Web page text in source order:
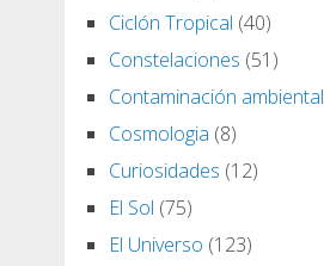
Ciclón Tropical (40)
Constelaciones (51)
Contaminación ambiental
Cosmologia (8)
Curiosidades (12)
El Sol (75)
El Universo (123)